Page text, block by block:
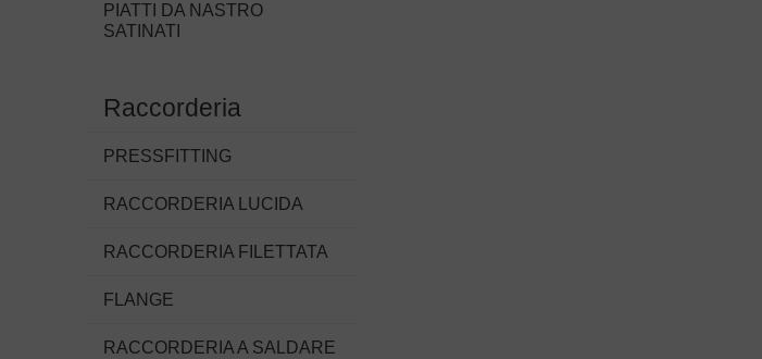
PIATTI DA NASTRO
SATINATI
Raccorderia
PRESSFITTING
RACCORDERIA LUCIDA
RACCORDERIA FILETTATA
FLANGE
RACCORDERIA A SALDARE